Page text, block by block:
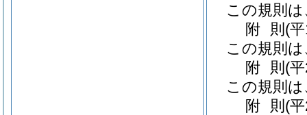
この規則
附 則 (
この規則
附 則 (
この規則
附 則 (